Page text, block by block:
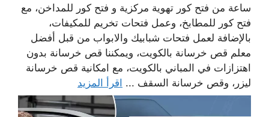
ساعة من فتح كور تهوية مركزية و فتح كور للمداخن، مع
فتح كور للمطابخ، وعمل فتحات تخريم للمكيفات،
بالإضافة لعمل فتحات شبابيك والابواب من قبل أفضل
معلم قص خرسانة بالكويت، ويمكننا قص خرسانة بدون
اهتزازات في المباني بالكويت، مع امكانية قص خرسانة
ليزر، وقص خرسانة السقف ... اقرأ المزيد